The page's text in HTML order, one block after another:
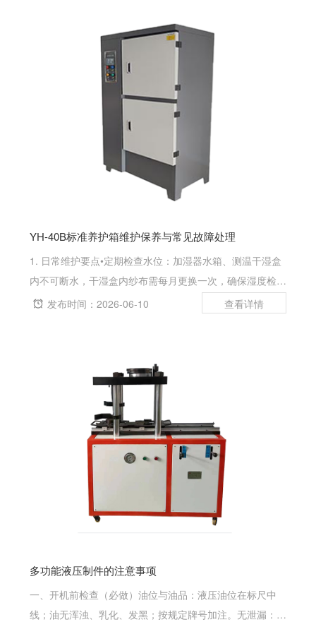
YH-40B标准养护箱维护保养与常见故障处理
1. 日常维护要点•定期检查水位：加湿器水箱、测温干湿盒
内不可断水，干湿盒内纱布需每月更换一次，确保湿度检测
精准；•清洁保养：断电后用柔软干抹布擦拭面板及机身，
发布时间：2026-06-10
多功能液压制件的注意事项
一、开机前检查（必做）油位与油品：液压油位在标尺中
线；油无浑浊、乳化、发黑；按规定牌号加注。无泄漏：油